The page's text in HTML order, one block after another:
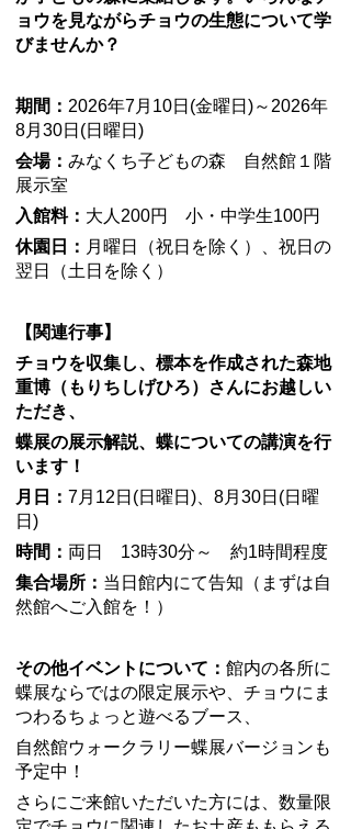
ョウを見ながらチョウの生態について学
びませんか？
期間： 2026年7月10日(金曜日)～2026年
8月30日(日曜日)
会場： みなくち子どもの森 自然館１階
展示室
入館料： 大人200円 小・中学生100円
休園日： 月曜日（祝日を除く）、祝日の
翌日（土日を除く）
【関連行事】
チョウを収集し、標本を作成された森地
重博（もりちしげひろ）さんにお越しい
ただき、
蝶展の展示解説、蝶についての講演を行
います！
月日： 7月12日(日曜日)、8月30日(日曜
日)
時間： 両日 13時30分～ 約1時間程度
集合場所： 当日館内にて告知（まずは自
然館へご入館を！）
その他イベントについて： 館内の各所に
蝶展ならではの限定展示や、チョウにま
つわるちょっと遊べるブース、
自然館ウォークラリー蝶展バージョンも
予定中！
さらにご来館いただいた方には、数量限